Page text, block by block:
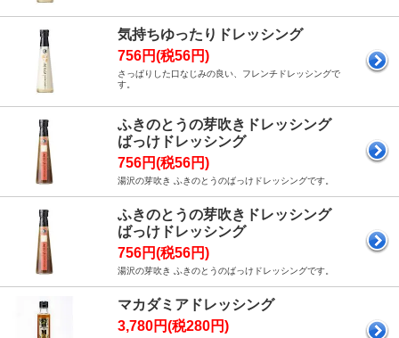
気持ちゆったりドレッシング
756円(税56円)
さっぱりした口なじみの良い、フレンチドレッシングで
す。
ふきのとうの芽吹きドレッシング
ばっけドレッシング
756円(税56円)
湯沢の芽吹き ふきのとうのばっけドレッシングです。
ふきのとうの芽吹きドレッシング
ばっけドレッシング
756円(税56円)
湯沢の芽吹き ふきのとうのばっけドレッシングです。
マカダミアドレッシング
3,780円(税280円)